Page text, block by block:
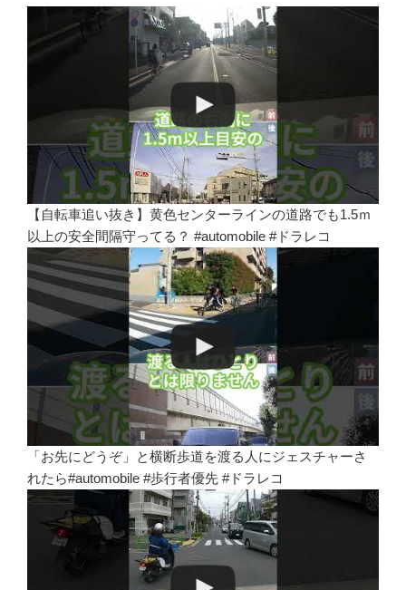
【自転車追い抜き】黄色センターラインの道路でも1.5ｍ
以上の安全間隔守ってる？ #automobile #ドラレコ
「お先にどうぞ」と横断歩道を渡る人にジェスチャーさ
れたら#automobile #歩行者優先 #ドラレコ